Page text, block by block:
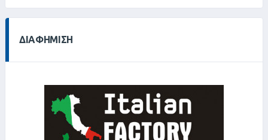
ΔΙΑΦΉΜΙΣΗ